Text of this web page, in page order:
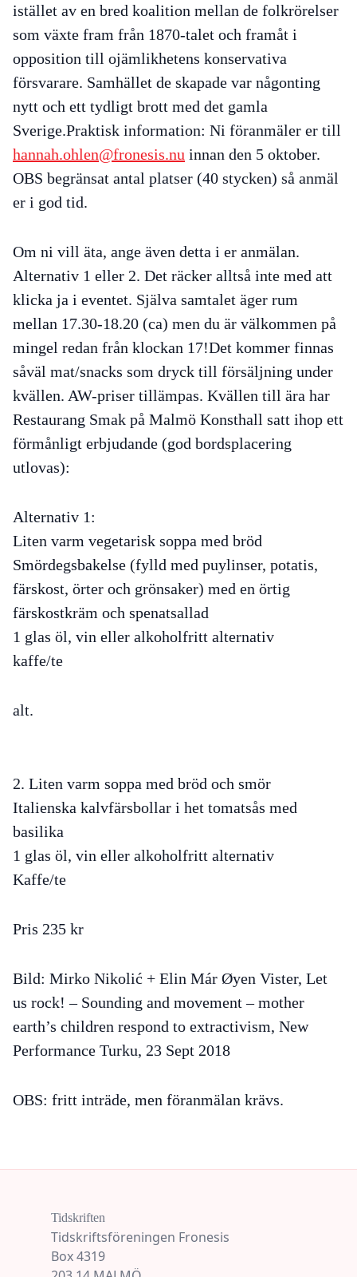
istället av en bred koalition mellan de folkrörelser
som växte fram från 1870-talet och framåt i
opposition till ojämlikhetens konservativa
försvarare. Samhället de skapade var någonting
nytt och ett tydligt brott med det gamla
Sverige.Praktisk information: Ni föranmäler er till
hannah.ohlen@fronesis.nu innan den 5 oktober.
OBS begränsat antal platser (40 stycken) så anmäl
er i god tid.
Om ni vill äta, ange även detta i er anmälan.
Alternativ 1 eller 2. Det räcker alltså inte med att
klicka ja i eventet. Själva samtalet äger rum
mellan 17.30-18.20 (ca) men du är välkommen på
mingel redan från klockan 17!Det kommer finnas
såväl mat/snacks som dryck till försäljning under
kvällen. AW-priser tillämpas. Kvällen till ära har
Restaurang Smak på Malmö Konsthall satt ihop ett
förmånligt erbjudande (god bordsplacering
utlovas):
Alternativ 1:
Liten varm vegetarisk soppa med bröd
Smördegsbakelse (fylld med puylinser, potatis,
färskost, örter och grönsaker) med en örtig
färskostkräm och spenatsallad
1 glas öl, vin eller alkoholfritt alternativ
kaffe/te
alt.
2. Liten varm soppa med bröd och smör
Italienska kalvfärsbollar i het tomatsås med
basilika
1 glas öl, vin eller alkoholfritt alternativ
Kaffe/te
Pris 235 kr
Bild: Mirko Nikolić + Elin Már Øyen Vister, Let
us rock! – Sounding and movement – mother
earth’s children respond to extractivism, New
Performance Turku, 23 Sept 2018
OBS: fritt inträde, men föranmälan krävs.
Tidskriften
Tidskriftsföreningen Fronesis
Box 4319